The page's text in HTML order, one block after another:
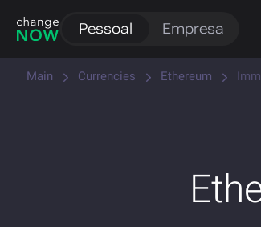
Pessoal Empresa
Main Currencies Ethereum